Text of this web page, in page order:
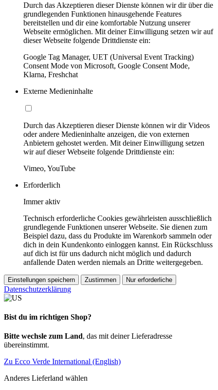
Durch das Akzeptieren dieser Dienste können wir dir über die
grundlegenden Funktionen hinausgehende Features
bereitstellen und dir eine komfortable Nutzung unserer
Webseite ermöglichen. Mit deiner Einwilligung setzen wir auf
dieser Webseite folgende Drittdienste ein:
Google Tag Manager, UET (Universal Event Tracking)
Consent Mode von Microsoft, Google Consent Mode,
Klarna, Freshchat
Externe Medieninhalte
Durch das Akzeptieren dieser Dienste können wir dir Videos
oder andere Medieninhalte anzeigen, die von externen
Anbietern gehostet werden. Mit deiner Einwilligung setzen
wir auf dieser Webseite folgende Drittdienste ein:
Vimeo, YouTube
Erforderlich
Immer aktiv
Technisch erforderliche Cookies gewährleisten ausschließlich
grundlegende Funktionen unserer Webseite. Sie dienen zum
Beispiel dazu, dass du Produkte im Warenkorb sammeln oder
dich in dein Kundenkonto einloggen kannst. Ein Rückschluss
auf dich ist für uns dadurch nicht möglich und dadurch
anfallende Daten werden niemals an Dritte weitergegeben.
Einstellungen speichern Zustimmen Nur erforderliche
Datenschutzerklärung
Bist du im richtigen Shop?
Bitte wechsle zum Land, das mit deiner Lieferadresse
übereinstimmt.
Zu Ecco Verde International (English)
Anderes Lieferland wählen